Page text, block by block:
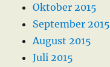
Oktober 2015
September 2015
August 2015
Juli 2015